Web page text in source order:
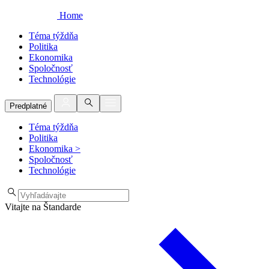
Home
Téma týždňa
Politika
Ekonomika
Spoločnosť
Technológie
Predplatné
Téma týždňa
Politika
Ekonomika >
Spoločnosť
Technológie
Vitajte na Štandarde